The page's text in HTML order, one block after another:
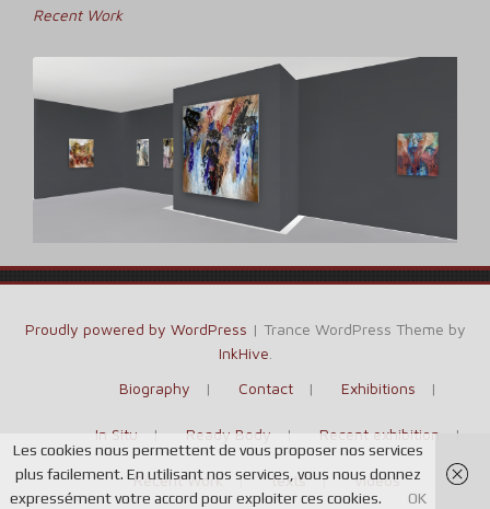
Navigation
de
l’article
Recent Work
Proudly powered by WordPress | Trance WordPress Theme by
InkHive
Biography
Contact Exhibitions
In Situ Ready Body Recent exhibition
Recent Work texts videos
Les cookies nous permettent de vous proposer nos services
plus facilement. En utilisant nos services, vous nous donnez
expressément votre accord pour exploiter ces cookies.
OK